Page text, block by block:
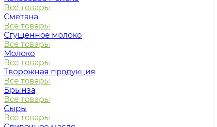
Все товары
Сметана
Все товары
Сгущенное молоко
Все товары
Молоко
Все товары
Творожная продукция
Все товары
Брынза
Все товары
Сыры
Все товары